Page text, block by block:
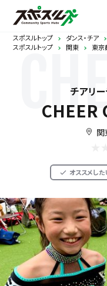
スポスルトップ ダンス・チア
スポスルトップ
関東 東京
チアリ
CHEER
関
オススメした